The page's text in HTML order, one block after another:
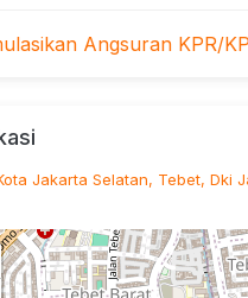
= 4 kmr
2 kmr
KMR = 8 Kamar
Angsuran KPR/
Jakarta Selatan, Tebet, Dki